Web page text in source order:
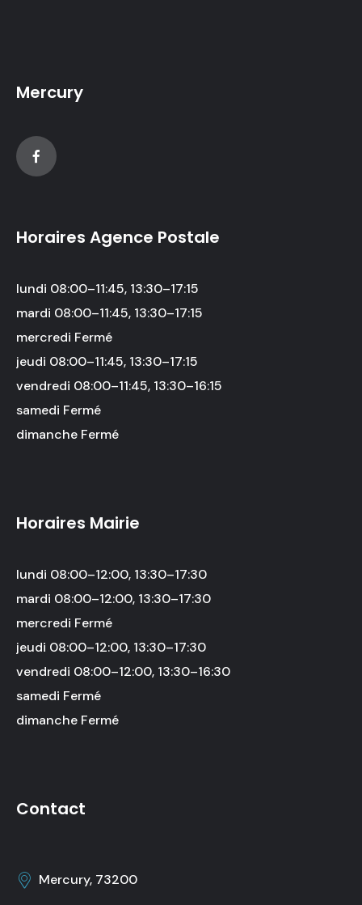
Mercury
Horaires Agence Postale
lundi 08:00–11:45, 13:30–17:15
mardi 08:00–11:45, 13:30–17:15
mercredi Fermé
jeudi 08:00–11:45, 13:30–17:15
vendredi 08:00–11:45, 13:30–16:15
samedi Fermé
dimanche Fermé
Horaires Mairie
lundi 08:00–12:00, 13:30–17:30
mardi 08:00–12:00, 13:30–17:30
mercredi Fermé
jeudi 08:00–12:00, 13:30–17:30
vendredi 08:00–12:00, 13:30–16:30
samedi Fermé
dimanche Fermé
Contact
Mercury, 73200